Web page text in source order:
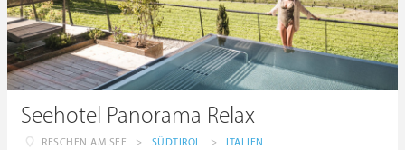
Seehotel Panorama Relax
RESCHEN AM SEE > SÜDTIROL > ITALIEN